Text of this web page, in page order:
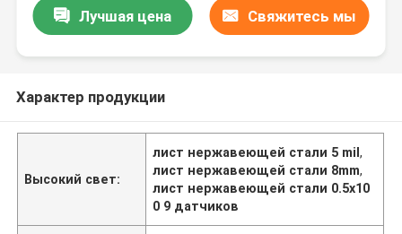
Лучшая цена Свяжитесь мы
Характер продукции
Высокий свет:
лист нержавеющей стали 5 mil,
лист нержавеющей стали 8mm,
лист нержавеющей стали 0.5x10
0 9 датчиков